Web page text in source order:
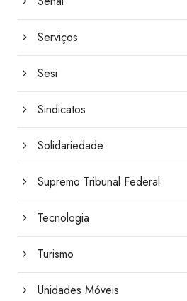
Serviços
Sesi
Sindicatos
Solidariedade
Supremo Tribunal Federal
Tecnologia
Turismo
Unidades Móveis